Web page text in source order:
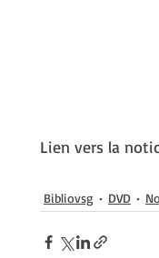
Lien vers la
Bibliovsg DVD